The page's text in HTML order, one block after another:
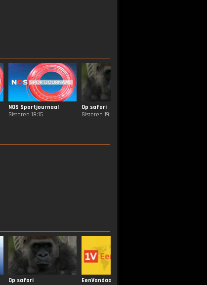
NOS Sportjournaal
Gisteren 18:15
Op safari
Gisteren 19:00
Op safari
EenVandaag